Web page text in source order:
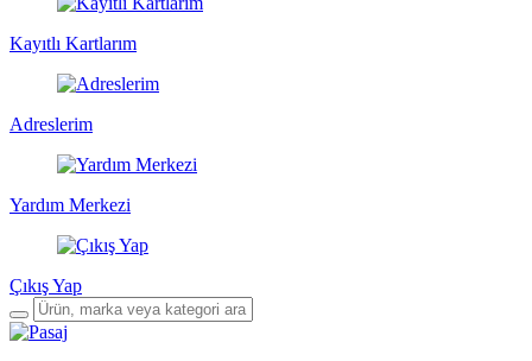
Kayıtlı Kartlarım
Adreslerim
Yardım Merkezi
Çıkış Yap